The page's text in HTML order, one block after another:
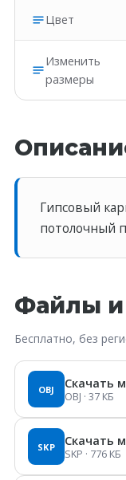
Цвет
Изменить
размеры
Гипсовый
потолочный
Файлы и
Бесплатно, без
OBJ Скачать
OBJ · 37 КБ
SKP Скачать
SKP · 776 КБ